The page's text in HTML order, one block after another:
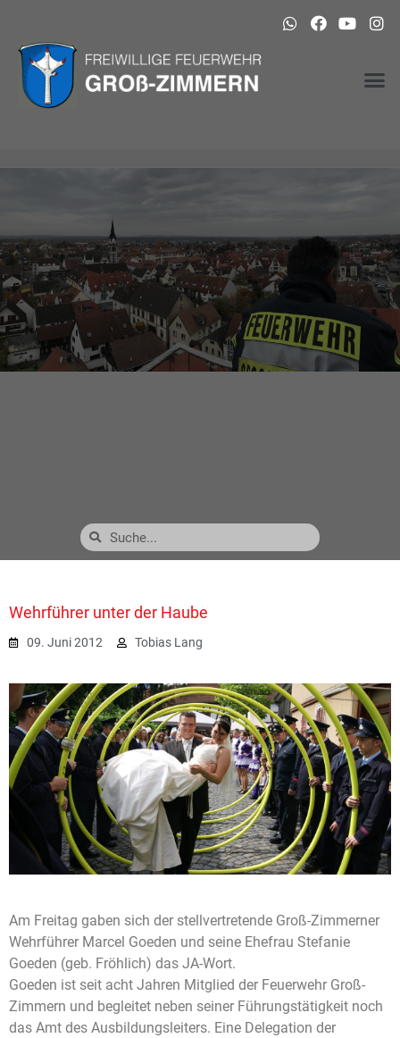
Wehrführer unter der Haube
09. Juni 2012 Tobias Lang
Am Freitag gaben sich der stellvertretende Groß-Zimmerner
Wehrführer Marcel Goeden und seine Ehefrau Stefanie
Goeden (geb. Fröhlich) das JA-Wort.
Goeden ist seit acht Jahren Mitglied der Feuerwehr Groß-
Zimmern und begleitet neben seiner Führungstätigkeit noch
das Amt des Ausbildungsleiters. Eine Delegation der